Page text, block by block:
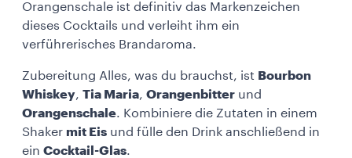
Orangenschale ist definitiv das Markenzeichen
dieses Cocktails und verleiht ihm ein
verführerisches Brandaroma.
Zubereitung Alles, was du brauchst, ist Bourbon
Whiskey, Tia Maria, Orangenbitter und
Orangenschale. Kombiniere die Zutaten in einem
Shaker mit Eis und fülle den Drink anschließend in
ein Cocktail-Glas.